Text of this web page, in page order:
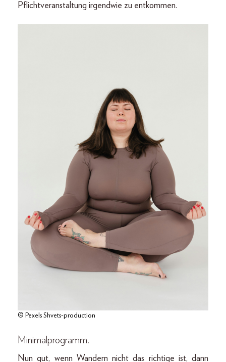
Pflichtveranstaltung irgendwie zu entkommen.
© Pexels Shvets-production
Minimalprogramm.
Nun gut, wenn Wandern nicht das richtige ist, dann